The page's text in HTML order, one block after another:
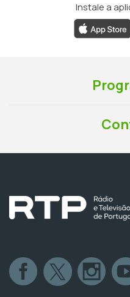
Instale a